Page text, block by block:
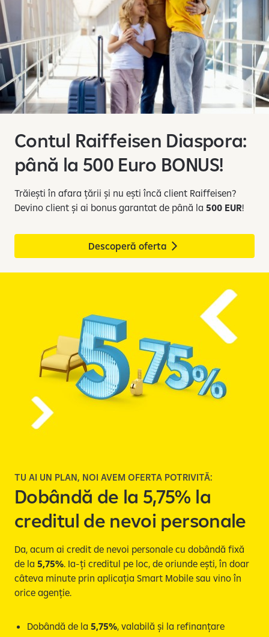
i
d
e
-
u
r
Contul Raiffeisen Diaspora:
până la 500 Euro BONUS!
Trăiești în afara țării și nu ești încă client Raiffeisen?
Devino client și ai bonus garantat de până la 500 EUR!
Descoperă oferta
TU AI UN PLAN, NOI AVEM OFERTA POTRIVITĂ:
Dobândă de la 5,75% la
creditul de nevoi personale
Da, acum ai credit de nevoi personale cu dobândă fixă
de la 5,75%. Ia-ți creditul pe loc, de oriunde ești, în doar
câteva minute prin aplicația Smart Mobile sau vino în
orice agenție.
Dobândă de la 5,75%, valabilă și la refinanțare